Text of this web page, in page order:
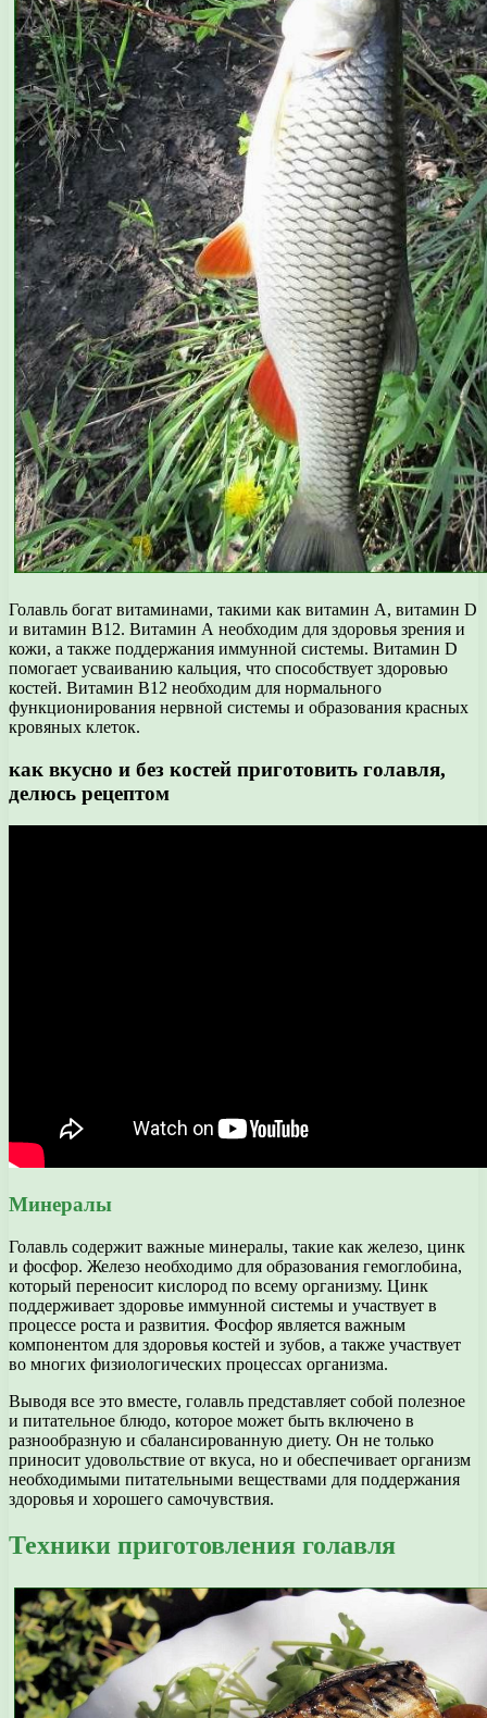
Голавль богат витаминами, такими как витамин А, витамин D
и витамин В12. Витамин А необходим для здоровья зрения и
кожи, а также поддержания иммунной системы. Витамин D
помогает усваиванию кальция, что способствует здоровью
костей. Витамин В12 необходим для нормального
функционирования нервной системы и образования красных
кровяных клеток.
как вкусно и без костей приготовить голавля,
делюсь рецептом
Минералы
Голавль содержит важные минералы, такие как железо, цинк
и фосфор. Железо необходимо для образования гемоглобина,
который переносит кислород по всему организму. Цинк
поддерживает здоровье иммунной системы и участвует в
процессе роста и развития. Фосфор является важным
компонентом для здоровья костей и зубов, а также участвует
во многих физиологических процессах организма.
Выводя все это вместе, голавль представляет собой полезное
и питательное блюдо, которое может быть включено в
разнообразную и сбалансированную диету. Он не только
приносит удовольствие от вкуса, но и обеспечивает организм
необходимыми питательными веществами для поддержания
здоровья и хорошего самочувствия.
Техники приготовления голавля